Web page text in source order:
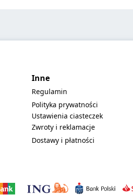
Inne
Regulamin
Polityka prywatności
Ustawienia ciasteczek
Zwroty i reklamacje
Dostawy i płatności